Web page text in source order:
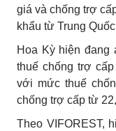
giá và chống trợ
khẩu từ Trung
Hoa Kỳ hiện đang
thuế chống trợ
với mức thuế
chống trợ cấp từ
Theo VIFOREST,